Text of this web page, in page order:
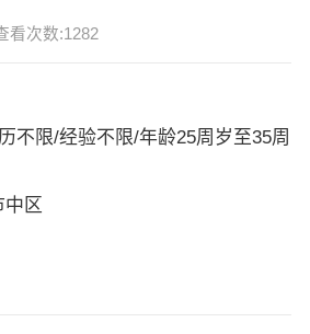
看次数:1282
不限/经验不限/年龄25周岁至35周
中区